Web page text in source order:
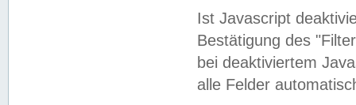
Ist Javascript
Bestätigung des
bei deaktiviertem
alle Felder